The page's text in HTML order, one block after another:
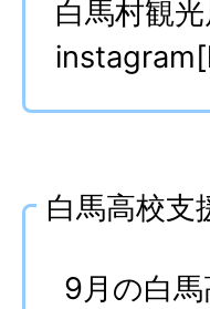
白馬村観光
白馬高校支
9月の白